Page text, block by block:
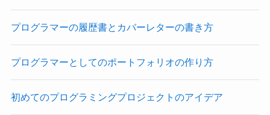
プログラマーの履歴書とカバーレターの書き方
プログラマーとしてのポートフォリオの作り方
初めてのプログラミングプロジェクトのアイデア